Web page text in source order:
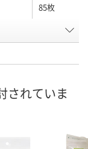
85枚
HX36628
カ
されていま